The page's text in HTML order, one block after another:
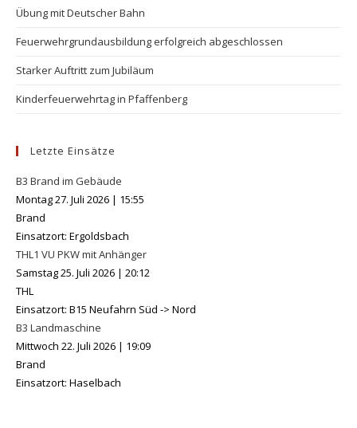
Übung mit Deutscher Bahn
Feuerwehrgrundausbildung erfolgreich abgeschlossen
Starker Auftritt zum Jubiläum
Kinderfeuerwehrtag in Pfaffenberg
Letzte Einsätze
B3 Brand im Gebäude
Montag 27. Juli 2026 | 15:55
Brand
Einsatzort: Ergoldsbach
THL1 VU PKW mit Anhänger
Samstag 25. Juli 2026 | 20:12
THL
Einsatzort: B15 Neufahrn Süd -> Nord
B3 Landmaschine
Mittwoch 22. Juli 2026 | 19:09
Brand
Einsatzort: Haselbach